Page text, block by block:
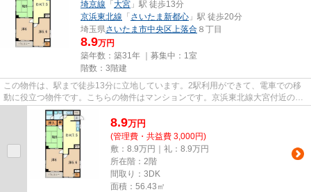
埼京線 「 大宮 」駅 徒歩13分
京浜東北線 「 さいたま新都心 」駅 徒歩20分
埼玉県さいたま市中央区上落合 ８丁目
8.9万円
築年数：築31年 ｜募集中： 1室
階数：3階建
この物件は、駅まで徒歩13分に立地しています。2駅利用ができて、電車での移
動に役立つ物件です。こちらの物件はマンションです。京浜東北線大宮付近の賃
貸情報を、当社スタッフが詳し...
8.9万円
(管理費・共益費 3,000円)
敷：8.9万円｜礼：8.9万円
所在階：2階
間取り：3DK
面積：56.43㎡